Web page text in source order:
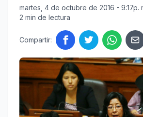
martes, 4 de octubre de 2016 - 9:17p.
2 min de lectura
Compartir: